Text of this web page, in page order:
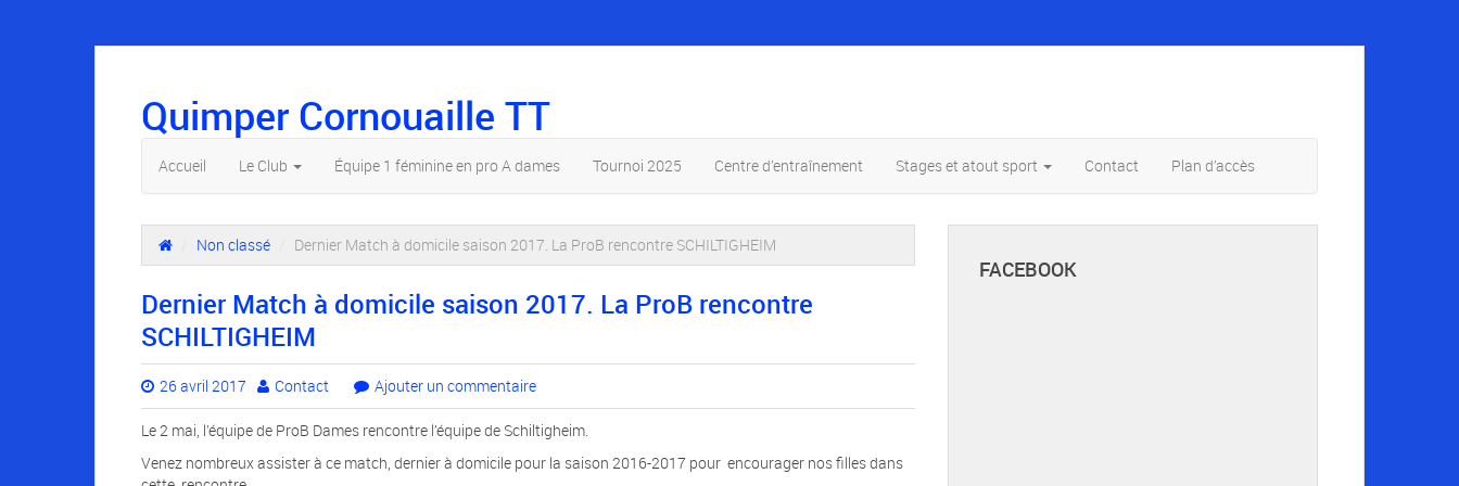
Quimper Cornouaille TT
Accueil Le Club Équipe 1 féminine en pro A dames Tournoi 2025 Centre d’entraînement Stages et atout sport Contact Plan d’accès
Non classé Dernier Match à domicile saison 2017. La ProB rencontre SCHILTIGHEIM
Dernier Match à domicile saison 2017. La ProB rencontre
SCHILTIGHEIM
26 avril 2017 Contact Ajouter un commentaire
Le 2 mai, l’équipe de ProB Dames rencontre l’équipe de Schiltigheim.
Venez nombreux assister à ce match, dernier à domicile pour la saison 2016-2017 pour encourager nos filles dans
FACEBOOK